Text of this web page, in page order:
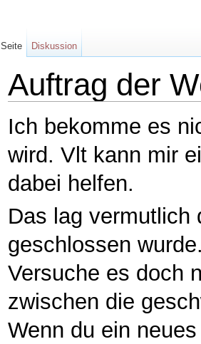
Auftrag der
Ich bekomme es
wird. Vlt kann mir
dabei helfen.
Das lag vermutlich
geschlossen
Versuche es doch
zwischen die
Wenn du ein
Seite Diskussion